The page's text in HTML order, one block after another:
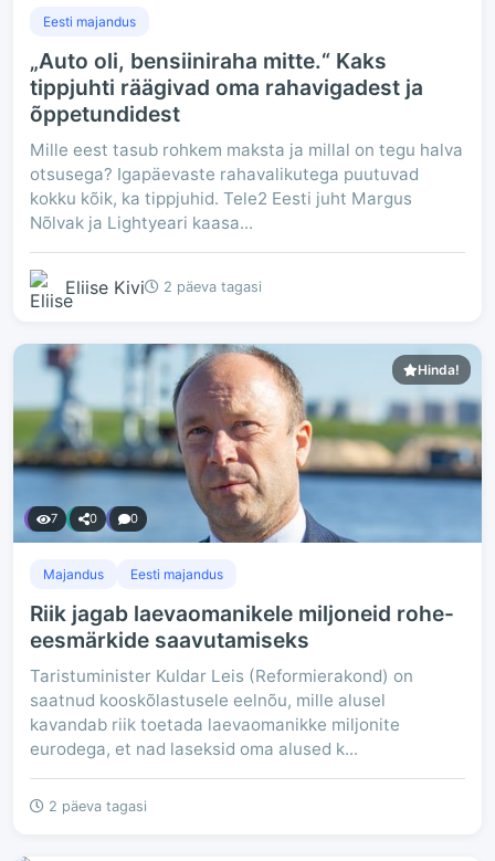
Eesti majandus
„Auto oli, bensiiniraha mitte.“ Kaks
tippjuhti räägivad oma rahavigadest ja
õppetundidest
Mille eest tasub rohkem maksta ja millal on tegu halva
otsusega? Igapäevaste rahavalikutega puutuvad
kokku kõik, ka tippjuhid. Tele2 Eesti juht Margus
Nõlvak ja Lightyeari kaasa...
Eliise Kivi 2 päeva tagasi
Hinda!
7 0 0
Majandus Eesti majandus
Riik jagab laevaomanikele miljoneid rohe-
eesmärkide saavutamiseks
Taristuminister Kuldar Leis (Reformierakond) on
saatnud kooskõlastusele eelnõu, mille alusel
kavandab riik toetada laevaomanikke miljonite
eurodega, et nad laseksid oma alused k...
2 päeva tagasi